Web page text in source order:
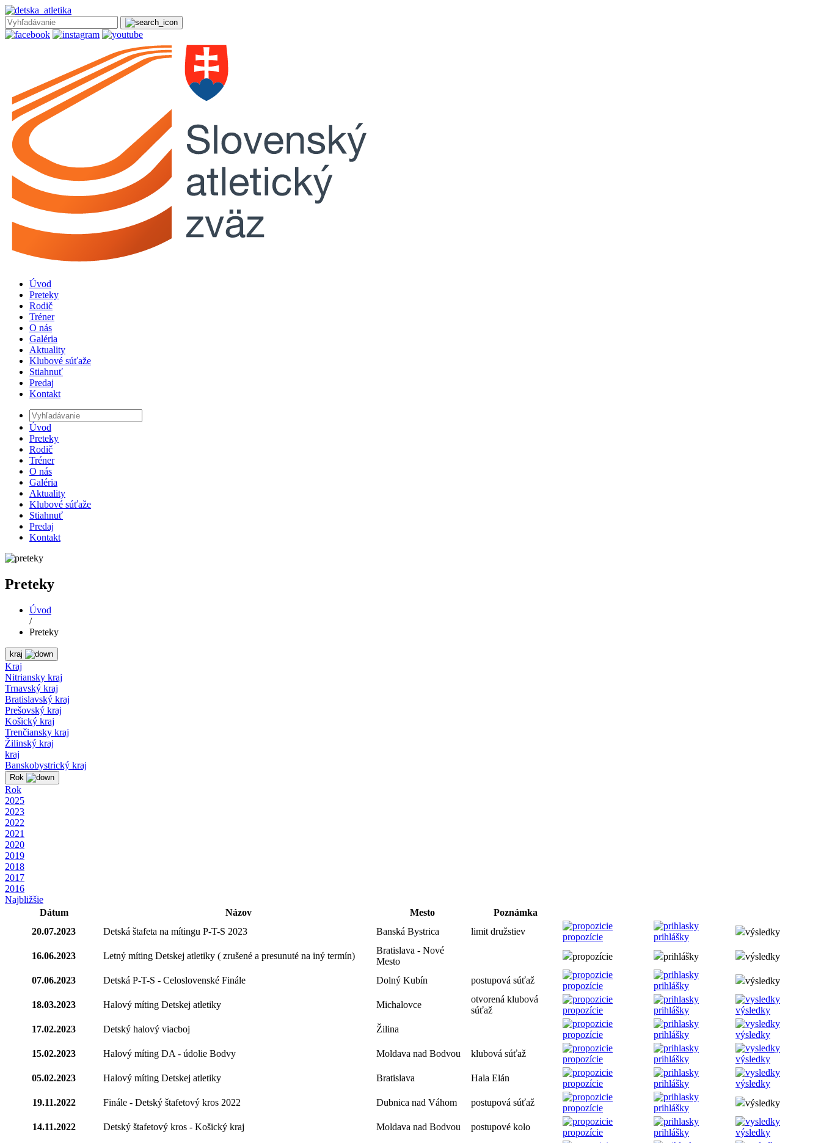
Úvod
Preteky
Rodič
Tréner
O nás
Galéria
Aktuality
Klubové súťaže
Stiahnuť
Predaj
Kontakt
Úvod
Preteky
Rodič
Tréner
O nás
Galéria
Aktuality
Klubové súťaže
Stiahnuť
Predaj
Kontakt
Preteky
Úvod
/
Preteky
kraj
Kraj
Nitriansky kraj
Trnavský kraj
Bratislavský kraj
Prešovský kraj
Košický kraj
Trenčiansky kraj
Žilinský kraj
kraj
Banskobystrický kraj
Rok
Rok
2025
2023
2022
2021
2020
2019
2018
2017
2016
Najbližšie
Dátum
Názov Mesto
Poznámka
20.07.2023
Detská štafeta na mítingu P-T-S 2023 Banská Bystrica limit družstiev
propozície prihlášky výsledky
16.06.2023 Letný míting Detskej atletiky ( zrušené a presunuté na iný termín)
Bratislava - Nové
Mesto
propozície prihlášky výsledky
07.06.2023 Detská P-T-S - Celoslovenské Finále Dolný Kubín postupová súťaž
propozície prihlášky výsledky
18.03.2023 Halový míting Detskej atletiky Michalovce
otvorená klubová
súťaž
propozície prihlášky
výsledky
17.02.2023
Detský halový viacboj Žilina
propozície prihlášky
výsledky
15.02.2023
Halový míting DA - údolie Bodvy Moldava nad Bodvou klubová súťaž
propozície prihlášky
výsledky
05.02.2023
Halový míting Detskej atletiky Bratislava Hala Elán
propozície prihlášky
výsledky
19.11.2022
Finále - Detský štafetový kros 2022 Dubnica nad Váhom postupová súťaž
propozície prihlášky výsledky
14.11.2022 Detský štafetový kros - Košický kraj Moldava nad Bodvou postupové kolo
propozície prihlášky
výsledky